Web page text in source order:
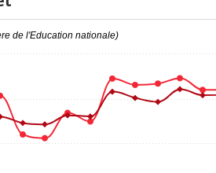
de l'Education nationale)